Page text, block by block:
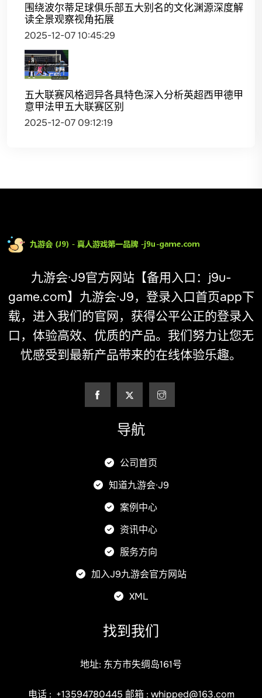
围绕波尔蒂足球俱乐部五大别名的文化渊源深度解
读全景观察视角拓展
2025-12-07 10:45:29
五大联赛风格迥异各具特色深入分析英超西甲德甲
意甲法甲五大联赛区别
2025-12-07 09:12:19
九游会·J9官方网站【备用入口：j9u-
game.com】九游会·J9，登录入口首页app下
载，进入我们的官网，获得公平公正的登录入
口，体验高效、优质的产品。我们努力让您无
忧感受到最新产品带来的在线体验乐趣。
导航
公司首页
知道九游会·J9
案例中心
资讯中心
服务方向
加入J9九游会官方网站
XML
找到我们
地址: 东方市失绸岛161号
电话 : +13594780445 邮箱 : whipped@163.com